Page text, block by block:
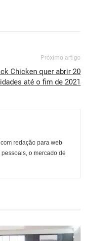
Próximo artigo
Chicken quer abrir 20
até o fim de 2021
redação para web
o mercado de